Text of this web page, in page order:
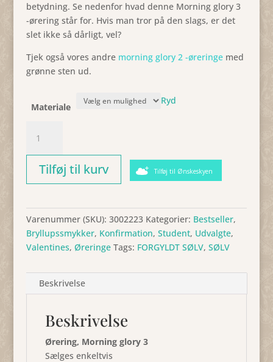
betydning. Se nedenfor hvad denne Morning glory 3
-ørering står for. Hvis man tror på den slags, er det
slet ikke så dårligt, vel?
Tjek også vores andre morning glory 2 -øreringemed
grønne sten ud.
Materiale
Ryd
Morning
glory
Sælges
antal
Tilføj til kurv Tilføj til Ønskeskyen
Varenummer (SKU): 3002223 Kategorier: Bestseller,
Bryllupssmykker, Konfirmation, Student, Udvalgte,
Valentines, Øreringe Tags: FORGYLDT SØLV, SØLV
Beskrivelse
Beskrivelse
Ørering, Morning glory 3
Sælges enkeltvis